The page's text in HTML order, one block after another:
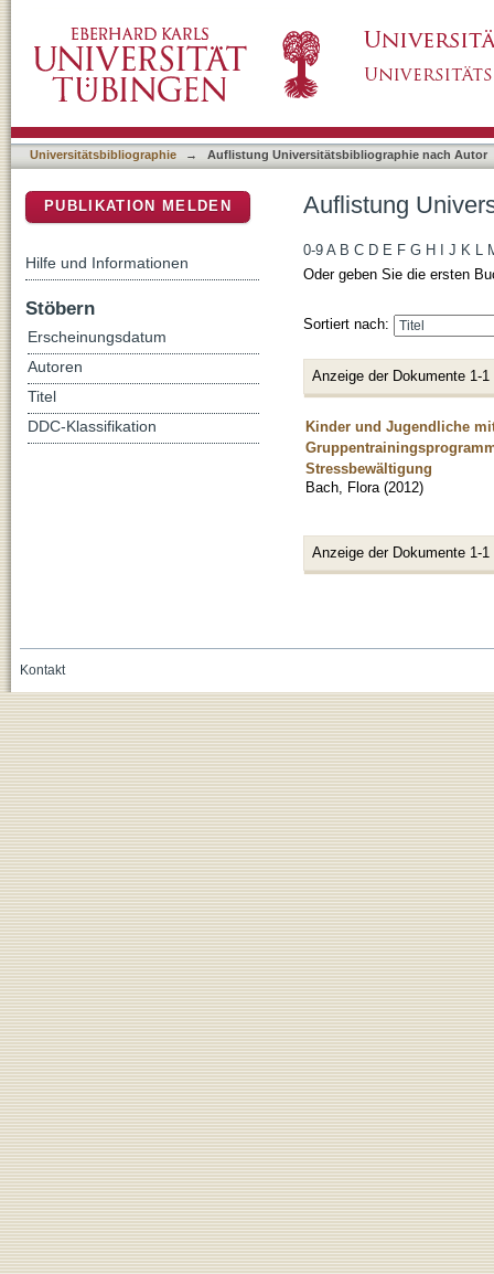
Universitätsbibliographie → Auflistung Universitätsbibliographie nach Autor
Auflistung
0-9 A B C D E F G H J K L
Oder geben Sie die ersten
Sortiert nach:
Anzeige der Dokumente 1-1
Kinder und Jugendliche
Stressbewältigung
Bach, Flora (2012)
Anzeige der Dokumente 1-1
PUBLIKATION MELDEN
Hilfe und Informationen
Stöbern
Erscheinungsdatum
Autoren
Titel
DDC-Klassifikation
Kontakt